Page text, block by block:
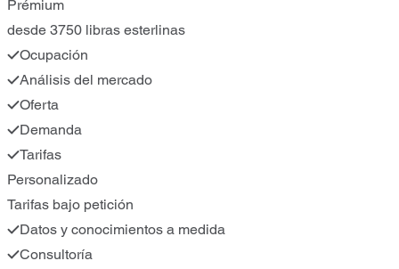
Prémium
desde 3750 libras esterlinas
Ocupación
Análisis del mercado
Oferta
Demanda
Tarifas
Personalizado
Tarifas bajo petición
Datos y conocimientos a medida
Consultoría